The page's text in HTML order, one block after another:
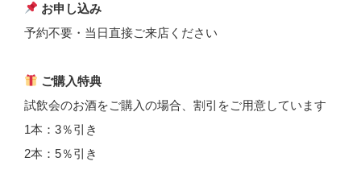
お申し込み
予約不要・当日直接ご来店ください
ご購入特典
試飲会のお酒をご購入の場合、割引をご用意しています
1本：3％引き
2本：5％引き